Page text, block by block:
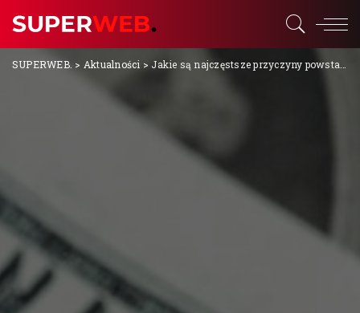
SUPERWEB. > Aktualności > Jakie są najczęstsze przyczyny powstawania szkód górniczych?